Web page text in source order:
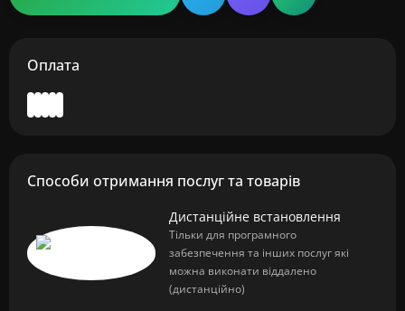
Оплата
Способи отримання послуг та товарів
Дистанційне встановлення
Тільки для програмного
забезпечення та інших послуг які
можна виконати віддалено
(дистанційно)